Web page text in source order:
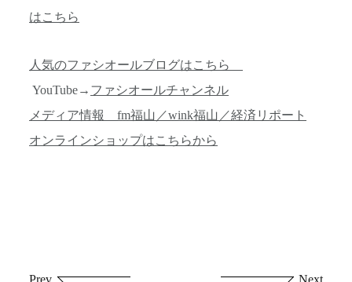
はこちら
人気のファシオールブログはこちら
YouTube→ ファシオールチャンネル
メディア情報 fm福山／wink福山／経済リポート
オンラインショップはこちらから